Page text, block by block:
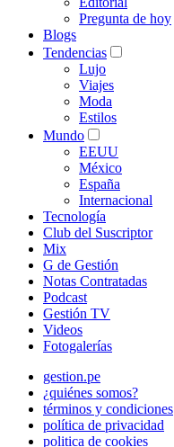
Pregunta de hoy
Blogs
Tendencias
Lujo
Viajes
Moda
Estilos
Mundo
EEUU
México
España
Internacional
Tecnología
Club del Suscriptor
Mix
G de Gestión
Notas Contratadas
Podcast
Gestión TV
Videos
Fotogalerías
gestion.pe
¿quiénes somos?
términos y condiciones
política de privacidad
politica de cookies